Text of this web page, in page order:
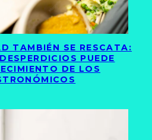
TAMBIÉN SE RESCATA:
PUEDE
DE LOS